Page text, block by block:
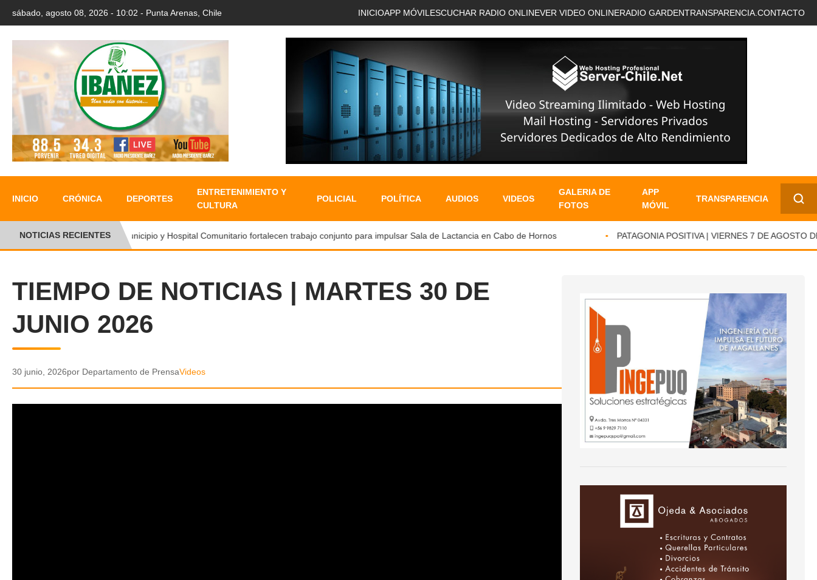
sábado, agosto 08, 2026 - 10:02 - Punta Arenas, Chile INICIOAPP MÓVIL ESCUCHAR RADIO ONLINEVER VIDEO ONLINERADIO GARDENTRANSPARENCIA. CONTACTO
INICIO CRÓNICA DEPORTES
ENTRETENIMIENTO Y
CULTURA
POLICIAL POLÍTICA AUDIOS VIDEOS
GALERIA DE
FOTOS
APP
MÓVIL
TRANSPARENCIA
✕
NOTICIAS RECIENTESMunicipio y Hospital Comunitario fortalecen trabajo conjunto para impulsar Sala de Lactancia en Cabo de Hornos PATAGONIA POSITIVA | VIERNES 7 DE AGOSTO DE
TIEMPO DE NOTICIAS | MARTES 30 DE
JUNIO 2026
30 junio, 2026por Departamento de PrensaVideos